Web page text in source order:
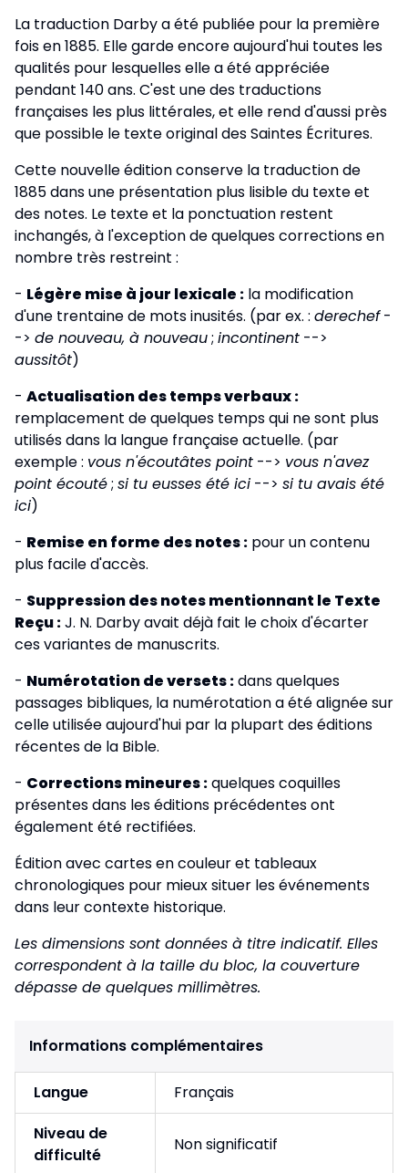
La traduction Darby a été publiée pour la première
fois en 1885. Elle garde encore aujourd'hui toutes les
qualités pour lesquelles elle a été appréciée
pendant 140 ans. C'est une des traductions
françaises les plus littérales, et elle rend d'aussi près
que possible le texte original des Saintes Écritures.
Cette nouvelle édition conserve la traduction de
1885 dans une présentation plus lisible du texte et
des notes. Le texte et la ponctuation restent
inchangés, à l'exception de quelques corrections en
nombre très restreint :
- Légère mise à jour lexicale : la modification
d'une trentaine de mots inusités. (par ex. : derechef-
-> de nouveau, à nouveau; incontinent -->
aussitôt)
- Actualisation des temps verbaux :
remplacement de quelques temps qui ne sont plus
utilisés dans la langue française actuelle. (par
exemple : vous n'écoutâtes point --> vous n'avez
point écouté; si tu eusses été ici --> si tu avais été
ici)
- Remise en forme des notes : pour un contenu
plus facile d'accès.
- Suppression des notes mentionnant le Texte
Reçu :J. N. Darby avait déjà fait le choix d'écarter
ces variantes de manuscrits.
- Numérotation de versets :dans quelques
passages bibliques, la numérotation a été alignée sur
celle utilisée aujourd'hui par la plupart des éditions
récentes de la Bible.
- Corrections mineures :quelques coquilles
présentes dans les éditions précédentes ont
également été rectifiées.
Édition avec cartes en couleur et tableaux
chronologiques pour mieux situer les événements
dans leur contexte historique.
Les dimensions sont données à titre indicatif. Elles
correspondent à la taille du bloc, la couverture
dépasse de quelques millimètres.
Informations complémentaires
Langue
Français
Niveau de
difficulté
Non significatif